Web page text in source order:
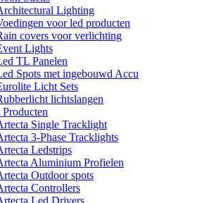
Lighting
voor led producten
covers voor verlichting
Lights
TL Panelen
Spots met ingebouwd Accu
Licht Sets
lichtslangen
Single Tracklight
3-Phase Tracklights
Ledstrips
Aluminium Profielen
Outdoor spots
Controllers
Led Drivers